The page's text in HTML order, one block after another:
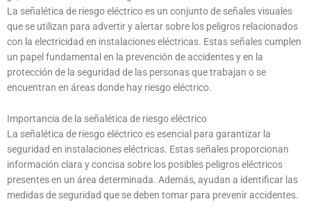
La señalética de riesgo eléctrico es un conjunto de señales visuales
que se utilizan para advertir y alertar sobre los peligros relacionados
con la electricidad en instalaciones eléctricas. Estas señales cumplen
un papel fundamental en la prevención de accidentes y en la
protección de la seguridad de las personas que trabajan o se
encuentran en áreas donde hay riesgo eléctrico.
Importancia de la señalética de riesgo eléctrico
La señalética de riesgo eléctrico es esencial para garantizar la
seguridad en instalaciones eléctricas. Estas señales proporcionan
información clara y concisa sobre los posibles peligros eléctricos
presentes en un área determinada. Además, ayudan a identificar las
medidas de seguridad que se deben tomar para prevenir accidentes.